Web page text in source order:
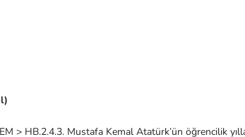
> HB.2.4.3. Mustafa Kemal Atatürk’ün öğrencilik